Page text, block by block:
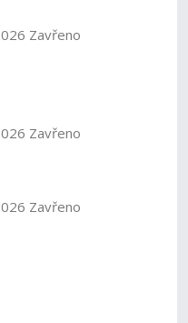
Zavřeno
Zavřeno
Zavřeno